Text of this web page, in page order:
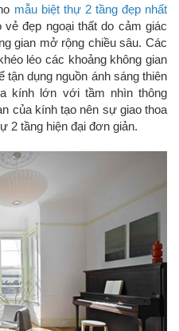
mẫu biệt thự 2 tầng đẹp nhất
đẹp ngoại thất do cảm giác
gian mở rộng chiều sâu. Các
léo các khoảng không gian
tận dụng nguồn ánh sáng thiên
kính lớn với tầm nhìn thông
của kính tạo nên sự giao thoa
2 tầng hiện đại đơn giản.